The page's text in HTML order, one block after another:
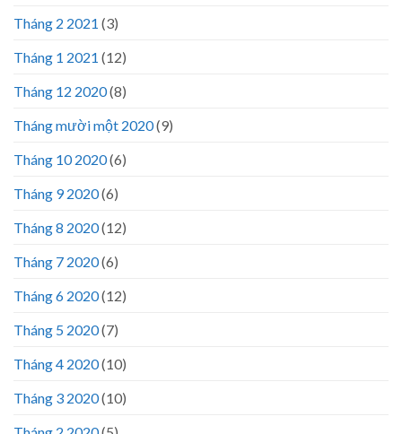
Tháng 2 2021 (3)
Tháng 1 2021 (12)
Tháng 12 2020(8)
Tháng mười một 2020(9)
Tháng 10 2020(6)
Tháng 9 2020(6)
Tháng 8 2020(12)
Tháng 7 2020(6)
Tháng 6 2020(12)
Tháng 5 2020(7)
Tháng 4 2020(10)
Tháng 3 2020(10)